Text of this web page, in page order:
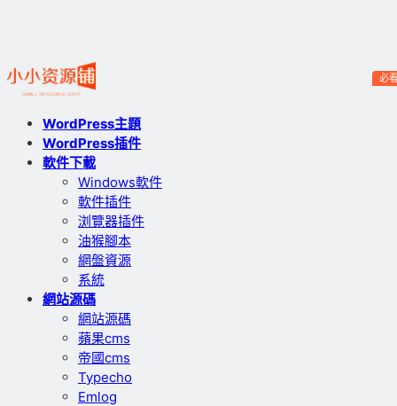
WordPress主題
WordPress插件
軟件下載
Windows軟件
軟件插件
浏覽器插件
油猴腳本
網盤資源
系統
網站源碼
網站源碼
蘋果cms
帝國cms
Typecho
Emlog
必